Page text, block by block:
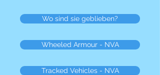
Wo sind sie geblieben?
Wheeled Armour - NVA
Tracked Vehicles - NVA